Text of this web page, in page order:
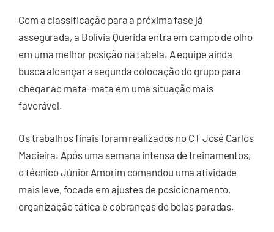
Com a classificação para a próxima fase já
assegurada, a Bolívia Querida entra em campo de olho
em uma melhor posição na tabela. A equipe ainda
busca alcançar a segunda colocação do grupo para
chegar ao mata-mata em uma situação mais
favorável.
Os trabalhos finais foram realizados no CT José Carlos
Macieira. Após uma semana intensa de treinamentos,
o técnico Júnior Amorim comandou uma atividade
mais leve, focada em ajustes de posicionamento,
organização tática e cobranças de bolas paradas.